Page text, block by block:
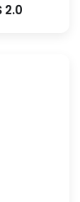
2.0